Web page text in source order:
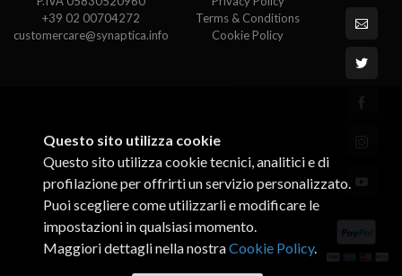
+39 02 00704272
customercare@synaptica.info
Terms & Conditions
Cookie Policy
Questo sito utilizza cookie
Questo sito utilizza cookie tecnici, analitici e di
profilazione per offrirti un servizio personalizzato.
Puoi scegliere come utilizzarli e modificare le
impostazioni in qualsiasi momento.
Maggiori dettagli nella nostraCookie Policy.